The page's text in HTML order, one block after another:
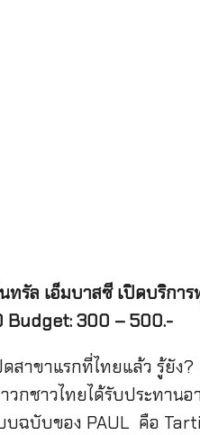
ทรัล เอ็มบาสซี เปิดบริกา
Budget: 300 – 500.-
สาขาแรกที่ไทยแล้ว รู้ยัง
วกชาวไทยได้รับประทาน
ฉบับของ PAUL คือ